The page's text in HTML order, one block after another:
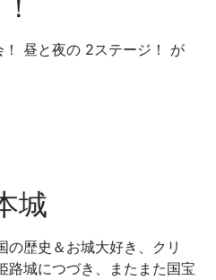
昼と夜の 2ステージ！ が
城
の歴史＆お城大好き、クリ
路城につづき、またまた国宝